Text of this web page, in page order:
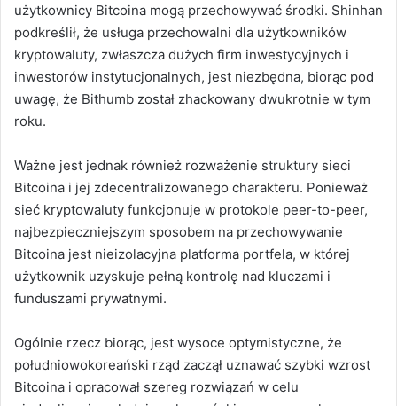
użytkownicy Bitcoina mogą przechowywać środki. Shinhan
podkreślił, że usługa przechowalni dla użytkowników
kryptowaluty, zwłaszcza dużych firm inwestycyjnych i
inwestorów instytucjonalnych, jest niezbędna, biorąc pod
uwagę, że Bithumb został zhackowany dwukrotnie w tym
roku.
Ważne jest jednak również rozważenie struktury sieci
Bitcoina i jej zdecentralizowanego charakteru. Ponieważ
sieć kryptowaluty funkcjonuje w protokole peer-to-peer,
najbezpieczniejszym sposobem na przechowywanie
Bitcoina jest nieizolacyjna platforma portfela, w której
użytkownik uzyskuje pełną kontrolę nad kluczami i
funduszami prywatnymi.
Ogólnie rzecz biorąc, jest wysoce optymistyczne, że
południowokoreański rząd zaczął uznawać szybki wzrost
Bitcoina i opracował szereg rozwiązań w celu